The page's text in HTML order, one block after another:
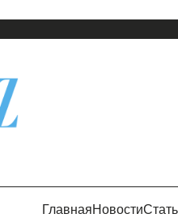
ГлавнаяНовости